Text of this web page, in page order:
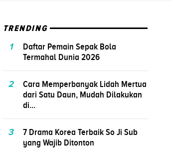
TRENDING
1
Daftar Pemain Sepak Bola
Termahal Dunia 2026
2
Cara Memperbanyak Lidah Mertua
dari Satu Daun, Mudah Dilakukan
di...
3
7 Drama Korea Terbaik So Ji Sub
yang Wajib Ditonton